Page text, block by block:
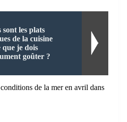
sont les plats
de la cuisine
que je dois
goûter ?
de la mer en avril dans